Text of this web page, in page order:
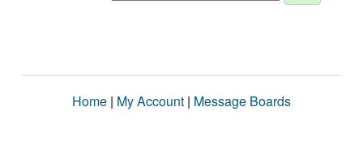
Home | My Account | Message Boards